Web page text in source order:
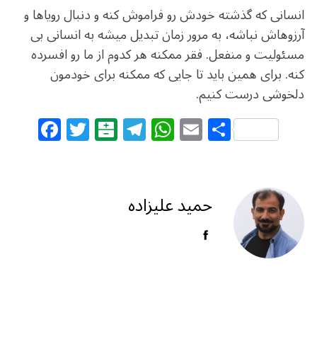
انسانی که گذشته خودش رو فراموش کنه و دنبال رویاها و
آرزوهاش نباشه، به مرور زمان تبدیل میشه به انسانی بی
مسئولیت و منفعل. فقر ممکنه هر کدوم از ما رو افسرده
کنه. برای همین باید تا جایی که ممکنه برای خودمون
دلخوشی درست کنیم.
F
a T
w B
al
ar
in
T
el
g
ra
W
h
s
A
E
m
l
S
h
e حمید علیزاده